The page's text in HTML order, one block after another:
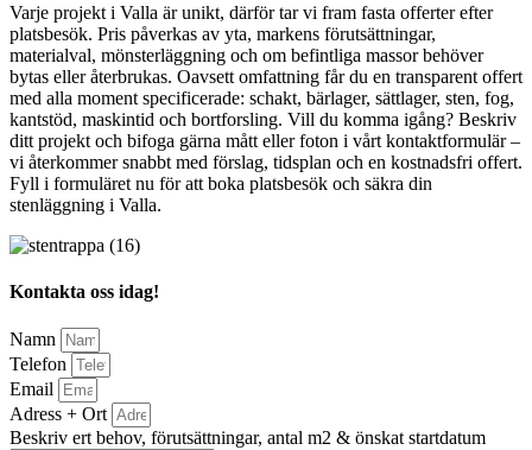
Varje projekt i Valla är unikt, därför tar vi fram fasta offerter efter
platsbesök. Pris påverkas av yta, markens förutsättningar,
materialval, mönsterläggning och om befintliga massor behöver
bytas eller återbrukas. Oavsett omfattning får du en transparent offert
med alla moment specificerade: schakt, bärlager, sättlager, sten, fog,
kantstöd, maskintid och bortforsling. Vill du komma igång? Beskriv
ditt projekt och bifoga gärna mått eller foton i vårt kontaktformulär –
vi återkommer snabbt med förslag, tidsplan och en kostnadsfri offert.
Fyll i formuläret nu för att boka platsbesök och säkra din
stenläggning i Valla.
Kontakta oss idag!
Namn
Telefon
Email
Adress + Ort
Beskriv ert behov, förutsättningar, antal m2 & önskat startdatum